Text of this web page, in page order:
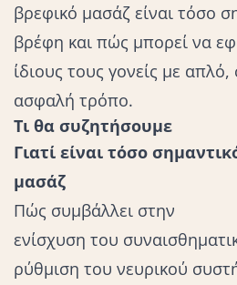
βρεφικό μασάζ είναι τόσο
βρέφη και πώς μπορεί να
ίδιους τους γονείς με απλό,
ασφαλή τρόπο.
Τι θα συζητήσουμε
Γιατί είναι τόσο
μασάζ
Πώς συμβάλλει στην
ενίσχυση του
ρύθμιση του νευρικού